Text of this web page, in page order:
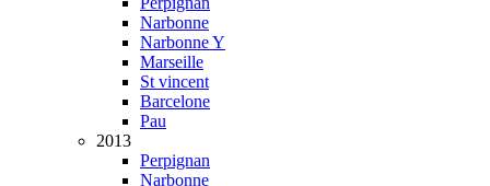
Narbonne
Narbonne Y
Marseille
St vincent
Barcelone
Pau
2013
Perpignan
Narbonne